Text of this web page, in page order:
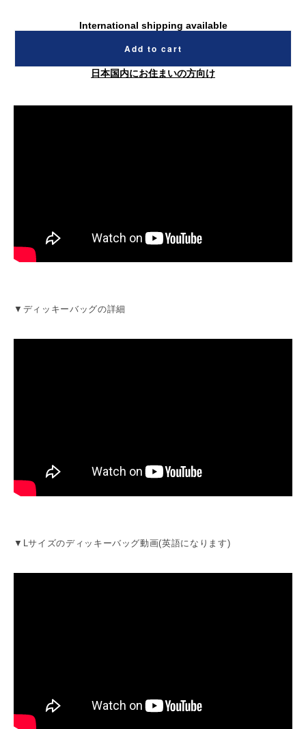
International shipping available
Add to cart
日本国内にお住まいの方向け
▼ディッキーバッグの詳細
▼Lサイズのディッキーバッグ動画(英語になります)